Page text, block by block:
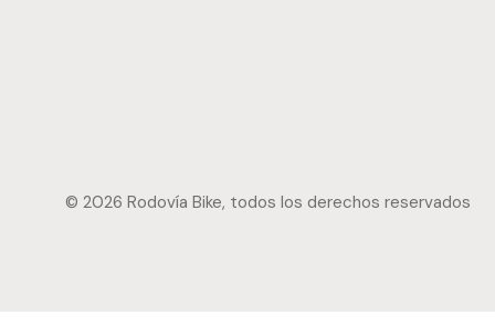
© 2026 Rodovía Bike, todos los derechos reservados